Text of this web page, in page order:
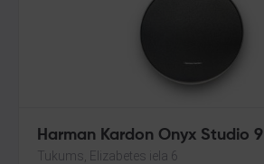
Harman Kardon Onyx Studio 9
Tukums, Elizabetes iela 6